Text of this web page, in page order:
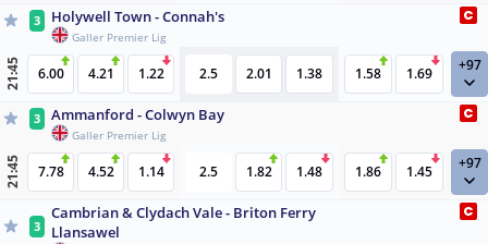
3 Holywell Town - Connah's
Galler Premier Lig
21:45 6.00 4.21 1.22 2.5 2.01 1.38 1.58 1.69 +97
3 Ammanford - Colwyn Bay
Galler Premier Lig
21:45 7.78 4.52 1.14 2.5 1.82 1.48 1.86 1.45 +97
3
Cambrian & Clydach Vale - Briton Ferry
Llansawel